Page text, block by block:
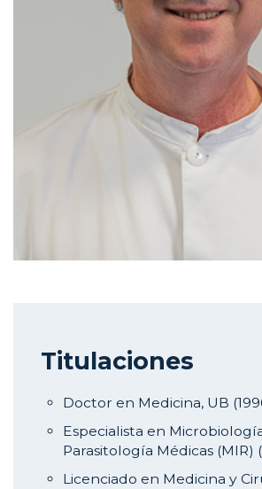
Titulaciones
Doctor en Medicina, UB
Especialista en
Parasitología Médicas (MIR)
Licenciado en Medicina y